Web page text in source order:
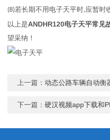
(8)若长期不用电子天平时,应暂时收
以上是ANDHR120电子天平常见
望采纳！
上一篇：动态公路车辆自动衡
下一篇：硬汉视频app下载和